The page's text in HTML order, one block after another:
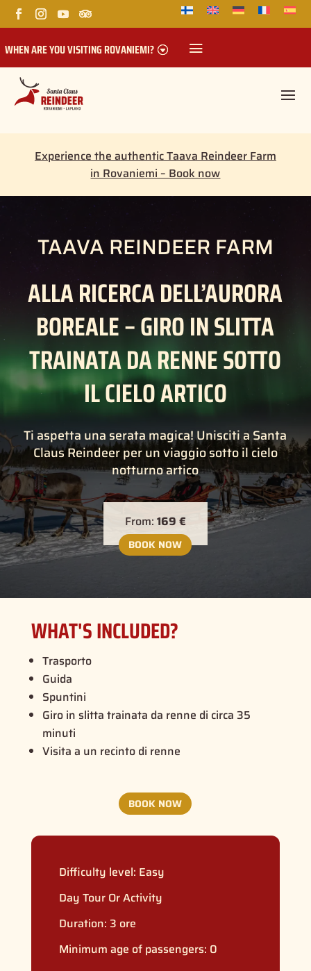
WHEN ARE YOU VISITING ROVANIEMI?
Experience the authentic Taava Reindeer Farm
in Rovaniemi – Book now
TAAVA REINDEER FARM
ALLA RICERCA DELL’AURORA
BOREALE – GIRO IN SLITTA
TRAINATA DA RENNE SOTTO
IL CIELO ARTICO
Ti aspetta una serata magica! Unisciti a Santa
Claus Reindeer per un viaggio sotto il cielo
notturno artico
From: 169 €
BOOK NOW
WHAT'S INCLUDED?
Trasporto
Guida
Spuntini
Giro in slitta trainata da renne di circa 35
minuti
Visita a un recinto di renne
BOOK NOW
Difficulty level: Easy
Day Tour Or Activity
Duration: 3 ore
Minimum age of passengers: 0